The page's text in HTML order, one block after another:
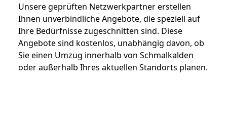
Unsere geprüften Netzwerkpartner erstellen
Ihnen unverbindliche Angebote, die speziell auf
Ihre Bedürfnisse zugeschnitten sind. Diese
Angebote sind kostenlos, unabhängig davon, ob
Sie einen Umzug innerhalb von Schmalkalden
oder außerhalb Ihres aktuellen Standorts planen.